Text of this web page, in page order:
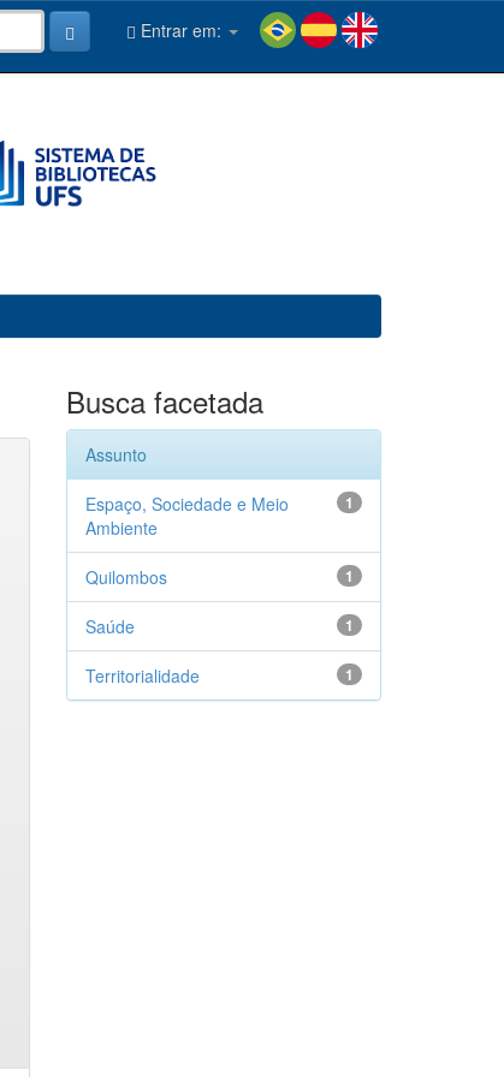
Entrar em:
Busca facetada
Assunto
1
Espaço, Sociedade e Meio
Ambiente
1
Quilombos
1
Saúde
1
Territorialidade